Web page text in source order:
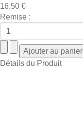
16,50 €
Remise :
Détails du Produit